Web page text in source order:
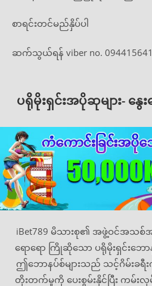
စာရင်းတင်မည်နှိပ်ပါ
ဆက်သွယ်ရန် viber no.
ပရိုမိုးရှင်းအပိုဆုများ- နွ
iBet789 မိသားစု၏ အဖွဲ့ဝင်အသစ်
ရောရော ကြိုဆိုသော ပရိုမိုးရှင်းဘော
ဤဘောနပ်စ်များသည် သင့်ဂိမ်းခရီး
တိုးတက်မှုကို ပေးစွမ်းနိုင်ပြီး ကမ်းလှ